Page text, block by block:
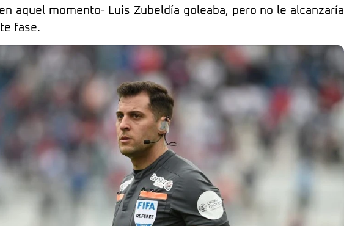
aquel momento- Luis Zubeldía goleaba, pero no le alcanzaría
fase.